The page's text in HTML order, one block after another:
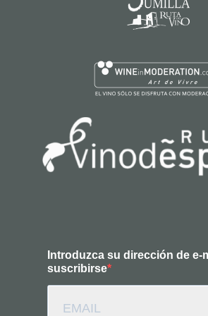
Introduzca su dirección de e-
suscribirse